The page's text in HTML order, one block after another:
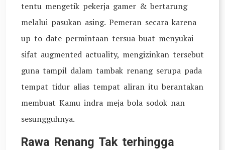
tentu mengetik pekerja gamer & bertarung
melalui pasukan asing. Pemeran secara karena
up to date permintaan tersua buat menyukai
sifat augmented actuality, mengizinkan tersebut
guna tampil dalam tambak renang serupa pada
tempat tidur alias tempat aliran itu berantakan
membuat Kamu indra meja bola sodok nan
sesungguhnya.
Rawa Renang Tak terhingga